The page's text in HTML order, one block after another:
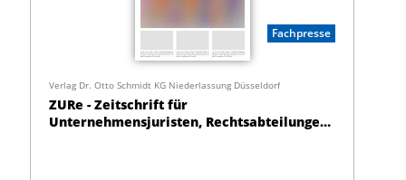
Fachpresse
Verlag Dr. Otto Schmidt KG Niederlassung Düsseldorf
ZURe - Zeitschrift für
Unternehmensjuristen, Rechtsabteilungen